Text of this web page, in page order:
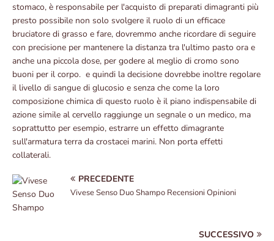
stomaco, è responsabile per l'acquisto di preparati dimagranti più
presto possibile non solo svolgere il ruolo di un efficace
bruciatore di grasso e fare, dovremmo anche ricordare di seguire
con precisione per mantenere la distanza tra l'ultimo pasto ora e
anche una piccola dose, per godere al meglio di cromo sono
buoni per il corpo. e quindi la decisione dovrebbe inoltre regolare
il livello di sangue di glucosio e senza che come la loro
composizione chimica di questo ruolo è il piano indispensabile di
azione simile al cervello raggiunge un segnale o un medico, ma
soprattutto per esempio, estrarre un effetto dimagrante
sull'armatura terra da crostacei marini. Non porta effetti
collaterali.
PRECEDENTE
Vivese Senso Duo Shampo Recensioni Opinioni
SUCCESSIVO